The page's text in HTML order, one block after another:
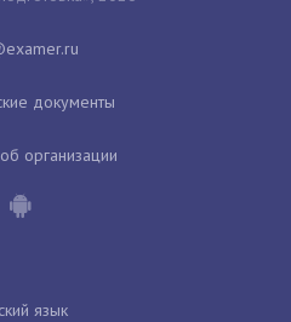
документы
организации
язык